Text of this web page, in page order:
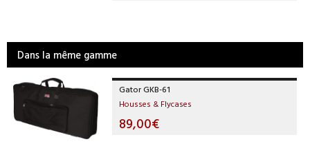
Dans la même gamme
Gator GKB-61
Housses & Flycases
89,00€